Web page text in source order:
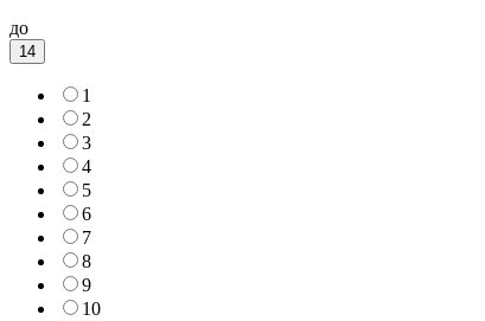
до
14
1
2
3
4
5
6
7
8
9
10